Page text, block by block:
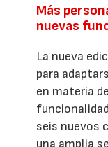
Más
nuevas
La nueva
para
en materia
seis nuevos